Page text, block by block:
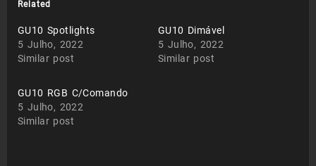
Related
GU10 Spotlights
5 Julho, 2022
Similar post
GU10 Dimável
5 Julho, 2022
Similar post
GU10 RGB C/Comando
5 Julho, 2022
Similar post